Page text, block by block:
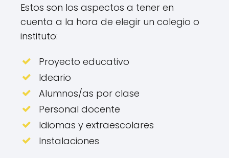
Estos son los aspectos a tener en
cuenta a la hora de elegir un colegio o
instituto:
Proyecto educativo
Ideario
Alumnos/as por clase
Personal docente
Idiomas y extraescolares
Instalaciones